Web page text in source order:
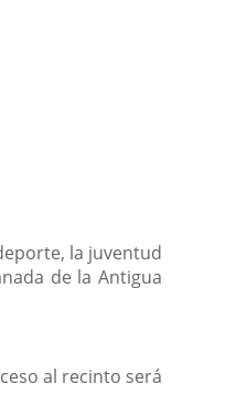
la juventud
de la Antigua
al recinto será